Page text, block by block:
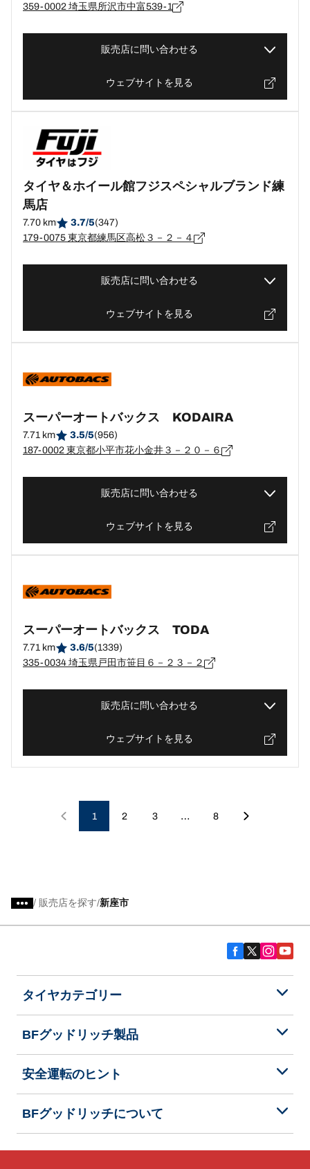
359-0002 埼玉県所沢市中富539-1
販売店に問い合わせる
ウェブサイトを見る
タイヤ＆ホイール館フジスペシャルブランド練
馬店
7.70 km 3.7/5(347)
179-0075 東京都練馬区高松３－２－４
販売店に問い合わせる
ウェブサイトを見る
スーパーオートバックス KODAIRA
7.71 km 3.5/5(956)
187-0002 東京都小平市花小金井３－２０－６
販売店に問い合わせる
ウェブサイトを見る
スーパーオートバックス TODA
7.71 km 3.6/5(1339)
335-0034 埼玉県戸田市笹目６－２３－２
販売店に問い合わせる
ウェブサイトを見る
1 2 3 … 8
/ 販売店を探す 新座市
タイヤカテゴリー
BFグッドリッチ製品
安全運転のヒント
BFグッドリッチについて